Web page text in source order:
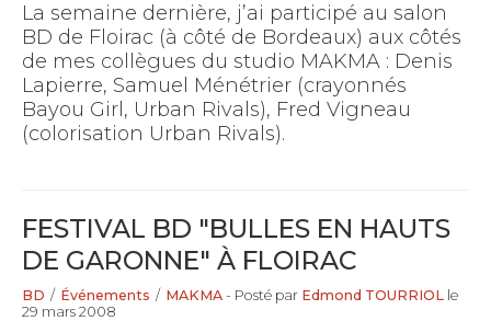
La semaine dernière, j’ai participé au salon
BD de Floirac (à côté de Bordeaux) aux côtés
de mes collègues du studio MAKMA : Denis
Lapierre, Samuel Ménétrier (crayonnés
Bayou Girl, Urban Rivals), Fred Vigneau
(colorisation Urban Rivals).
FESTIVAL BD "BULLES EN HAUTS
DE GARONNE" À FLOIRAC
BD / Événements / MAKMA - Posté par Edmond TOURRIOL le
29 mars 2008